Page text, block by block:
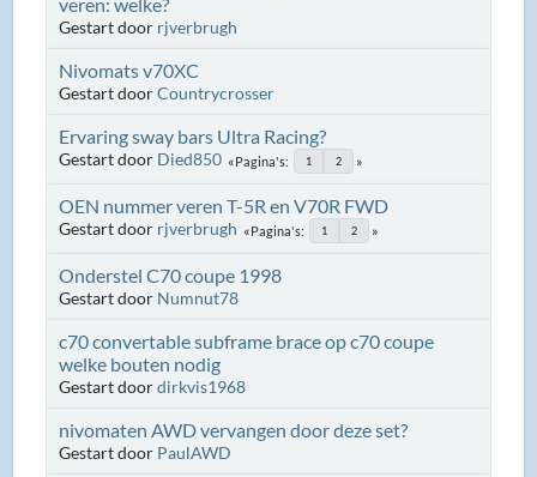
Gestart door rjverbrugh
Nivomats v70XC
Gestart doorCountrycrosser
Ervaring sway bars Ultra Racing?
Gestart door Died850 Pagina's 1 2
OEN nummer veren T-5R en V70R FWD
Gestart door rjverbrugh Pagina's 1 2
Onderstel C70 coupe 1998
Gestart door Numnut78
c70 convertable subframe brace op c70 coupe
welke bouten nodig
Gestart doordirkvis1968
nivomaten AWD vervangen door deze set?
Gestart door PaulAWD